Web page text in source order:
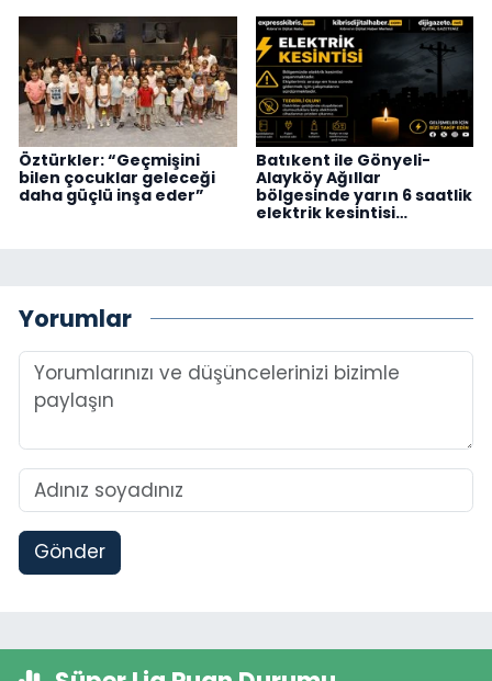
Öztürkler: “Geçmişini
bilen çocuklar geleceği
daha güçlü inşa eder”
Batıkent ile Gönyeli-
Alayköy Ağıllar
bölgesinde yarın 6 saatlik
elektrik kesintisi…
Yorumlar
Gönder